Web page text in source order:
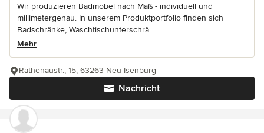
Wir produzieren Badmöbel nach Maß - individuell und
millimetergenau. In unserem Produktportfolio finden sich
Badschränke, Waschtischunterschrä...
Mehr
Nachricht
Rathenaustr., 15, 63263 Neu-Isenburg